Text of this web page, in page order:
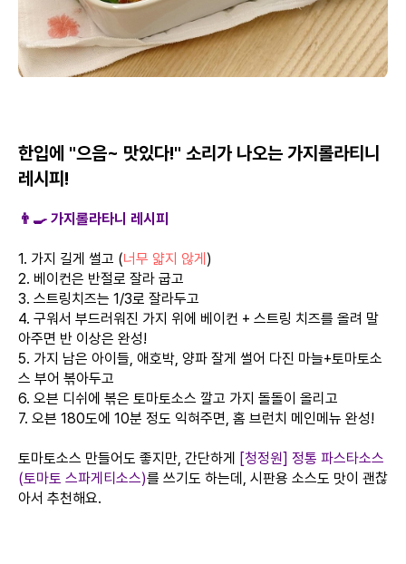
한입에 "으음~ 맛있다!" 소리가 나오는 가지롤라티니
레시피!
👨‍🍳 가지롤라타니 레시피
1. 가지 길게 썰고 (너무 얇지 않게 )
2. 베이컨은 반절로 잘라 굽고
3. 스트링치즈는 1/3로 잘라두고
4. 구워서 부드러워진 가지 위에 베이컨 + 스트링 치즈를 올려 말
아주면 반 이상은 완성!
5. 가지 남은 아이들, 애호박, 양파 잘게 썰어 다진 마늘+토마토소
스 부어 볶아두고
6. 오븐 디쉬에 볶은 토마토소스 깔고 가지 돌돌이 올리고
7. 오븐 180도에 10분 정도 익혀주면, 홈 브런치 메인메뉴 완성!
토마토소스 만들어도 좋지만, 간단하게 [청정원] 정통 파스타소스
(토마토 스파게티소스)를 쓰기도 하는데, 시판용 소스도 맛이 괜찮
아서 추천해요.